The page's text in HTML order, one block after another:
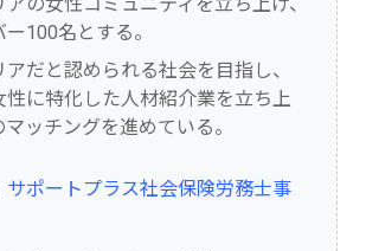
100名とする。
だと認められる社会を目指し、
性に特化した人材紹介業を立ち上
ッチングを進めている。
サポートプラス社会保険労務士事